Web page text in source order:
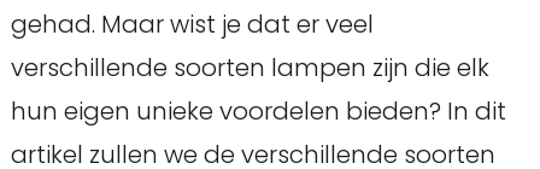
gehad. Maar wist je dat er veel
verschillende soorten lampen zijn die elk
hun eigen unieke voordelen bieden? In dit
artikel zullen we de verschillende soorten